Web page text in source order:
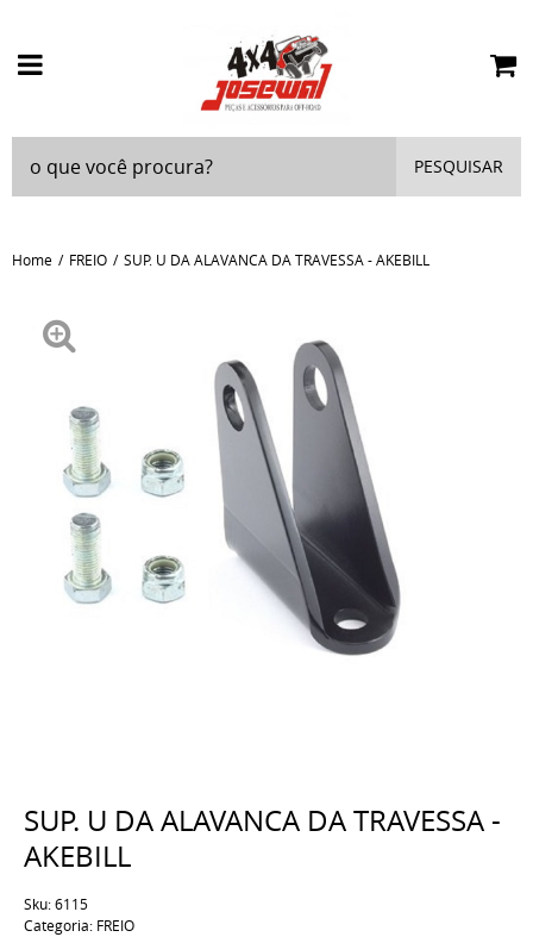
PESQUISAR
Home FREIO SUP. U DA ALAVANCA DA TRAVESSA - AKEBILL
SUP. U DA ALAVANCA DA TRAVESSA -
AKEBILL
Sku:6115
Categoria: FREIO